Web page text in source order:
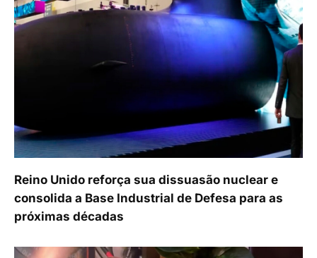
Reino Unido reforça sua dissuasão nuclear e
consolida a Base Industrial de Defesa para as
próximas décadas